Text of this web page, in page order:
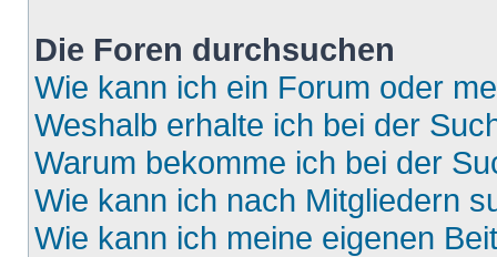
Die Foren durchsuchen
Wie kann ich ein Forum oder
Weshalb erhalte ich bei der
Warum bekomme ich bei der
Wie kann ich nach Mitgliedern
Wie kann ich meine eigenen